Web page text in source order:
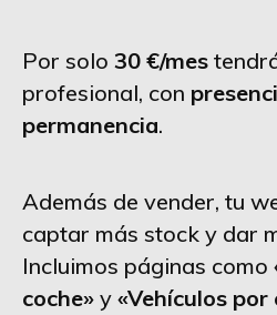
Por solo 30 €/mes
profesional, con
permanencia.
Además de vender, tu
captar más stock y dar
Incluimos páginas como
coche» y «Vehículos por